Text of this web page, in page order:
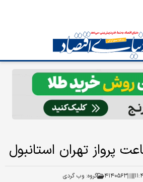
پرواز تهران استانبول
۴۱۴۰۵۶۳ گروه: وب گردی